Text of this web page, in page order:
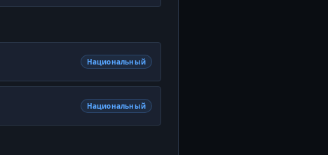
Национальный
Национальный